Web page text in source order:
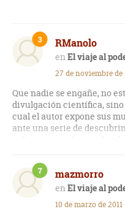
RManolo
El viaje al
3
27 de noviembre de
Que nadie se engañe, no
divulgación científica, sino
cual el autor expone sus
ante una serie de
todo enmarcadas en el
neurociencias. El Punset
con su excelente
harina de otro costal.
El viaje al poder de la
por las muchas páginas
mazmorro
El viaje al
7
10 de marzo de 2011